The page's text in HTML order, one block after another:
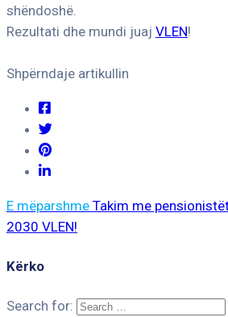
shëndoshë.
Rezultati dhe mundi juaj VLEN!
Shpërndaje artikullin
E mëparshme Takim me
2030 VLEN!
Kërko
Search for: